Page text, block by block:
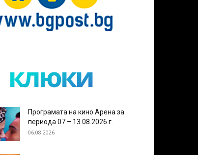
клюки
Програмата на кино Арена за
периода 07 – 13.08.2026 г.
06.08.2026